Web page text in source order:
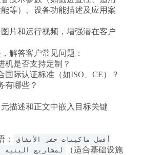
等）、设备功能描述及应用案
图片和运行视频，增强潜在客户
解答客户常见问题：
机是否支持定制？
国际认证标准（如ISO、CE）？
有哪些？
描述和正文中嵌入目标关键
：
أفضل ماكينات حفر الأنفاق
لمشاريع البنية
（适合基础设施